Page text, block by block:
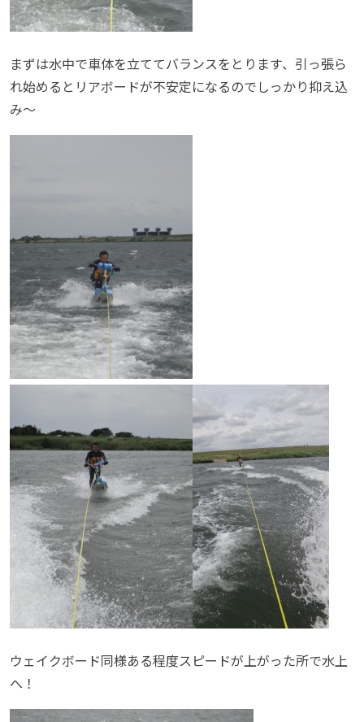
まずは水中で車体を立ててバランスをとります、引っ張ら
れ始めるとリアボードが不安定になるのでしっかり抑え込
み～
ウェイクボード同様ある程度スピードが上がった所で水上
へ！